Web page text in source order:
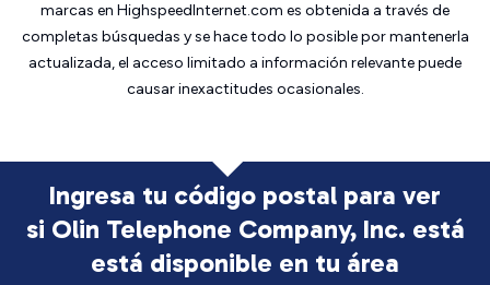
marcas en HighspeedInternet.com es obtenida a través de
completas búsquedas y se hace todo lo posible por mantenerla
actualizada, el acceso limitado a información relevante puede
causar inexactitudes ocasionales.
Ingresa tu código postal para ver
si Olin Telephone Company, Inc. está
está disponible en tu área